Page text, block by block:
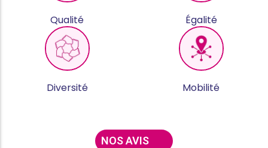
Qualité Égalité
Diversité Mobilité
NOS AVIS